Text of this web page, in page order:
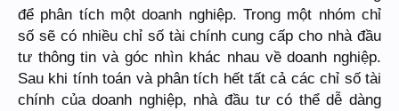
để phân tích một doanh nghiệp. Trong một nhóm chỉ
số sẽ có nhiều chỉ số tài chính cung cấp cho nhà đầu
tư thông tin và góc nhìn khác nhau về doanh nghiệp.
Sau khi tính toán và phân tích hết tất cả các chỉ số tài
chính của doanh nghiệp, nhà đầu tư có thể dễ dàng